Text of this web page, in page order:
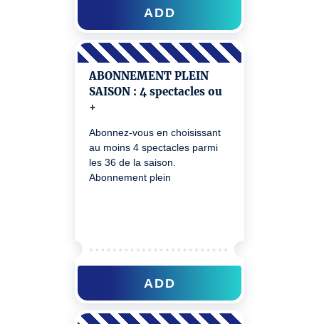
ADD
ABONNEMENT PLEIN
SAISON : 4 spectacles ou
+
Abonnez-vous en choisissant
au moins 4 spectacles parmi
les 36 de la saison.
Abonnement plein
ADD